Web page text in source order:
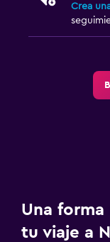
Crea
Una
tu viaje a